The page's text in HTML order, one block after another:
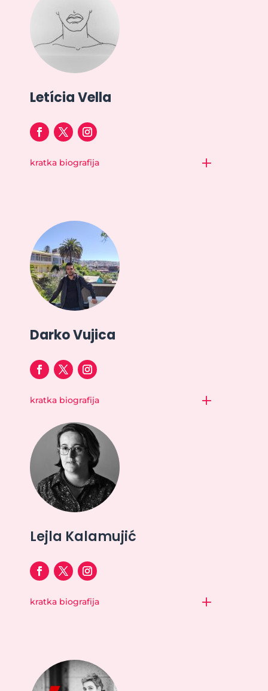
Letícia Vella
kratka biografija
Darko Vujica
kratka biografija
Lejla Kalamujić
kratka biografija